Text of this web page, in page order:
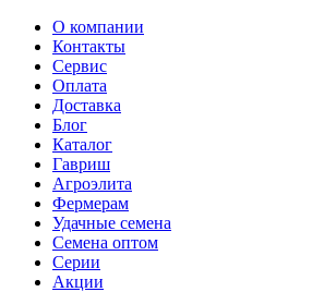
О компании
Контакты
Сервис
Оплата
Доставка
Блог
Каталог
Гавриш
Агроэлита
Фермерам
Удачные семена
Семена оптом
Серии
Акции